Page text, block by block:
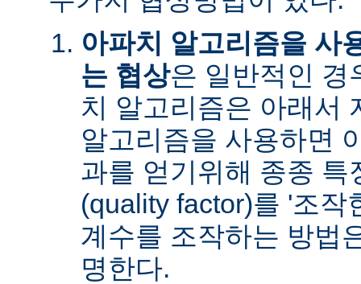
아파치 알고리즘을 사
는 협상은 일반적인 경
치 알고리즘은 아래서
알고리즘을 사용하면
과를 얻기위해 종종 특
(quality factor)를 '조작
계수를 조작하는 방법
명한다.